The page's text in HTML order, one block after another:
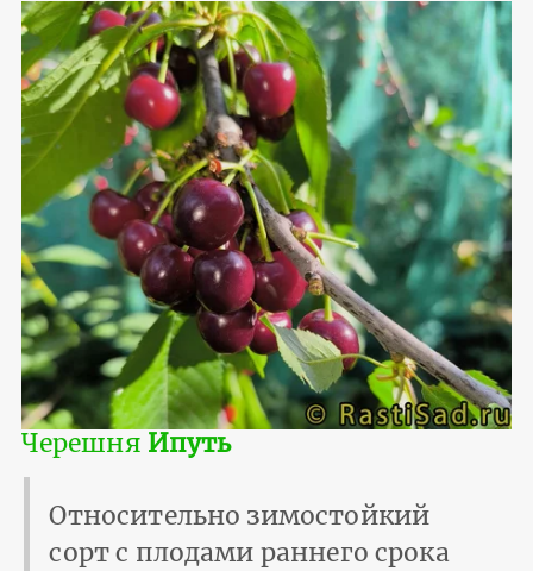
Черешня Ипуть
Относительно зимостойкий
сорт с плодами раннего срока